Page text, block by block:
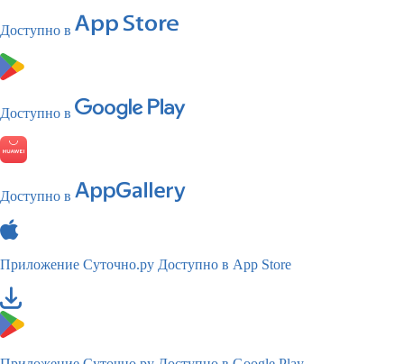
Доступно в
Доступно в
Доступно в
Приложение Суточно.ру Доступно в App Store